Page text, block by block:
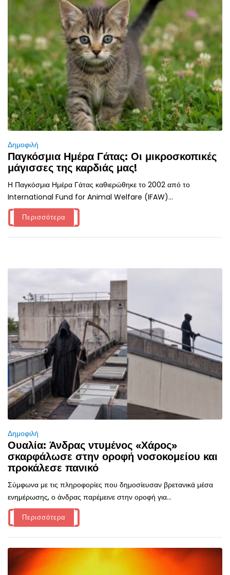
Δημοφιλή
Παγκόσμια Ημέρα Γάτας: Οι μικροσκοπικές
μάγισσες της καρδιάς μας!
Η Παγκόσμια Ημέρα Γάτας καθιερώθηκε το 2002 από το
International Fund for Animal Welfare (IFAW)...
Περισσότερα
Δημοφιλή
Ουαλία: Άνδρας ντυμένος «Χάρος»
σκαρφάλωσε στην οροφή νοσοκομείου και
προκάλεσε πανικό
Σύμφωνα με τις πληροφορίες που δημοσίευσαν βρετανικά μέσα
ενημέρωσης, ο άνδρας παρέμεινε στην οροφή για...
Περισσότερα